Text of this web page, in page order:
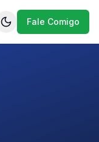
Fale Comigo